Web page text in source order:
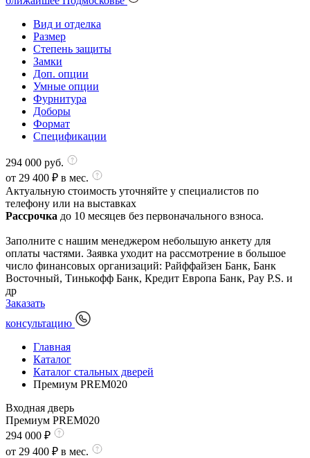
Вид и отделка
Размер
Степень защиты
Замки
Доп. опции
Умные опции
Фурнитура
Доборы
Формат
Спецификации
294 000 руб.
от 29 400 ₽ в мес.
Актуальную стоимость уточняйте у специалистов по
телефону или на выставках
Рассрочка до 10 месяцев без первоначального взноса.
Заполните с нашим менеджером небольшую анкету для
оплаты частями. Заявка уходит на рассмотрение в большое
число финансовых организаций: Райффайзен Банк, Банк
Восточный, Тинькофф Банк, Кредит Европа Банк, Pay P.S. и
др
Заказать
консультацию
Главная
Каталог
Каталог стальных дверей
Премиум PREM020
Входная дверь
Премиум PREM020
294 000 ₽
от 29 400 ₽ в мес.